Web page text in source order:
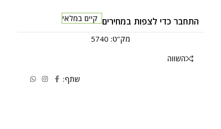
התחבר כדי לצפות במחירים קיים במלאי
מק"ט: 5740
השווה
שתף: